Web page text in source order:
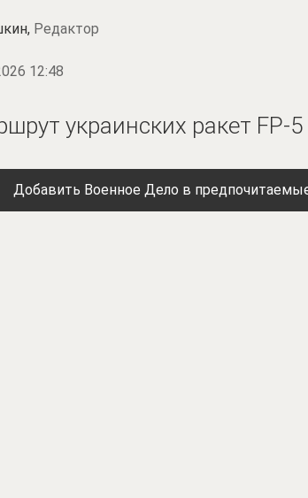
Редактор
12:48
украинских ракет
Добавить Военное Дело в